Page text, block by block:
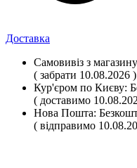
Доставка
Самовивіз з магазину
( забрати 10.08.2026 )
Кур'єром по Києву:
( доставимо
Нова Пошта:
( відправимо